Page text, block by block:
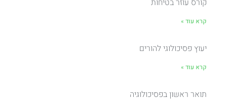
קורס עוזר בטיחות
קרא עוד »
יעוץ פסיכולוגי להורים
קרא עוד »
תואר ראשון בפסיכולוגיה